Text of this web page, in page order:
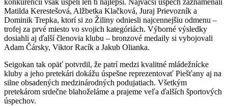
konkurencii však uspeli len tí najlepší. Najväčší úspech zaznamenali
Matilda Kerestešová, Alžbetka Klačková, Juraj Prievozník a
Dominik Trepka, ktorí si zo Žiliny odniesli najcennejšiu odmenu –
trofej za prvé miesto vo svojich kategóriách. Výborné výsledky
dosiahli aj ďalší členovia klubu – bronzové medaily si vybojovali
Adam Čársky, Viktor Racík a Jakub Olianka.
Seigokan tak opäť potvrdil, že patrí medzi kvalitné mládežnícke
kluby a jeho pretekári dokážu úspešne reprezentovať Piešťany aj na
silne obsadených medzinárodných podujatiach. Všetkým
pretekárom srdečne blahoželáme a prajeme veľa ďalších športových
úspechov.